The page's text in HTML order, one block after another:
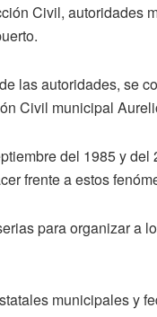
Civil,
las autoridades, se
Civil municipal
del 1985 y
frente a estos
para organizar a
municipales y